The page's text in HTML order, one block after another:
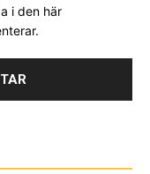
i den här